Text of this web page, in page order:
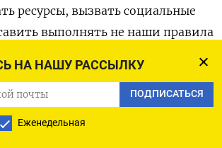
НА НАШУ РАССЫЛКУ
ПОДПИСАТЬСЯ
Еженедельная
ресурсы, вызвать социальные
выполнять не наши правила
и поняли, как развивается мир.
от этой жуткой непонятной
Помните, нас учили все